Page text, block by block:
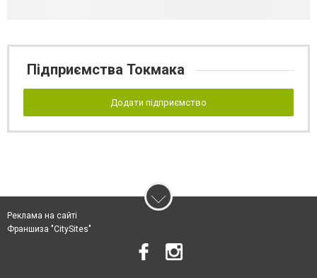
Підприємства Токмака
Додати підприємство
Реклама на сайті
Франшиза "CitySites"